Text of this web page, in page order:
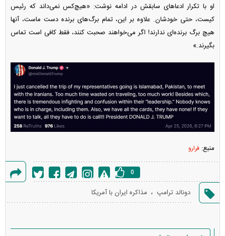
او با تکرار ادعا‌های سابقش در ادامه نوشت: «هیچ‌کس نمی‌داند که رئیس
کیست، حتی خودشان. علاوه بر این، تمام برگ‌های برنده دست ماست، آنها
هیچ برگ برنده‌ای ندارند! اگر می‌خواهند صحبت کنند، فقط کافی است تماس
بگیرند.»
منبع: فرارو
گزارش
خطا
0
دونالد ترامپ ، مذاکره ایران با آمریکا